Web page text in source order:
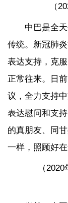
（
中巴是全
传统。新冠肺
表达支持，克
正常往来。日
议，全力支持
表达慰问和支
的真朋友、同
一样，照顾好
（